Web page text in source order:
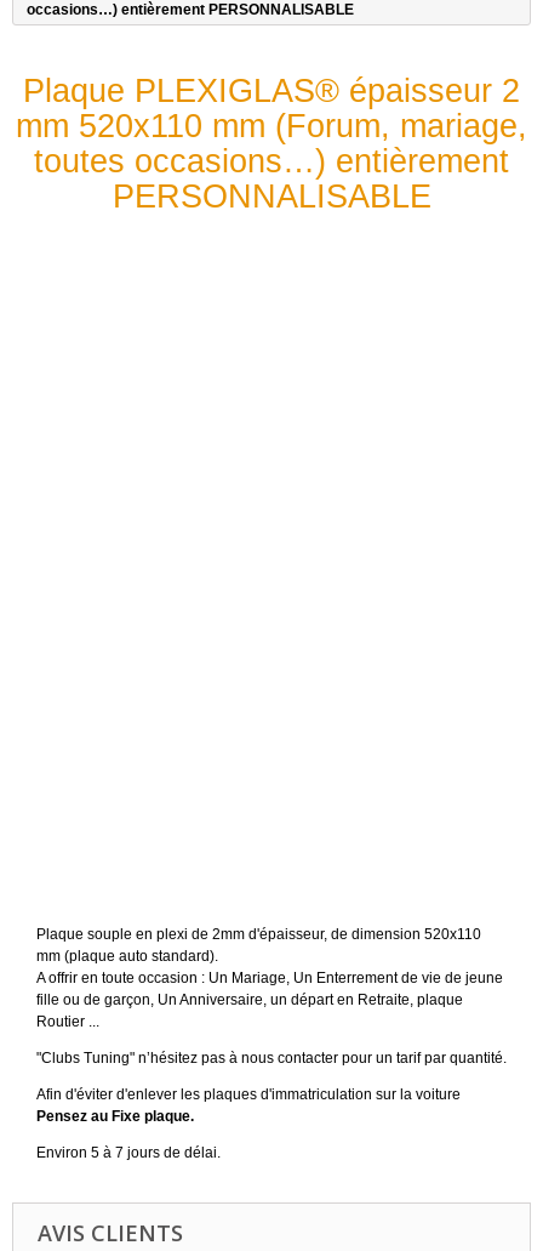
occasions…) entièrement PERSONNALISABLE
Plaque PLEXIGLAS® épaisseur 2
mm 520x110 mm (Forum, mariage,
toutes occasions…) entièrement
PERSONNALISABLE
Plaque souple en plexi de 2mm d'épaisseur, de dimension 520x110
mm (plaque auto standard).
A offrir en toute occasion : Un Mariage, Un Enterrement de vie de jeune
fille ou de garçon, Un Anniversaire, un départ en Retraite, plaque
Routier ...
"Clubs Tuning" n’hésitez pas à nous contacter pour un tarif par quantité.
Afin d'éviter d'enlever les plaques d'immatriculation sur la voiture
Pensez au Fixe plaque.
Environ 5 à 7 jours de délai.
AVIS CLIENTS